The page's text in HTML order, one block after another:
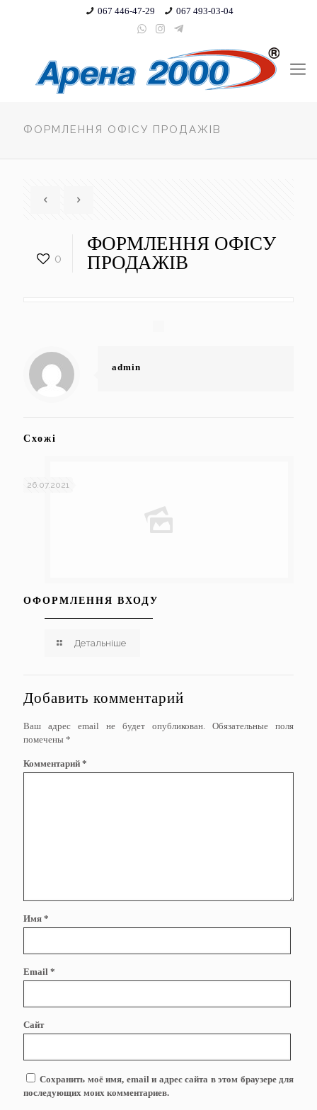
067 446-47-29 067 493-03-04
ФОРМЛЕННЯ ОФІСУ ПРОДАЖІВ
0
ФОРМЛЕННЯ ОФІСУ
ПРОДАЖІВ
admin
Схожі
26.07.2021
ОФОРМЛЕННЯ ВХОДУ
Детальніше
Добавить комментарий
Ваш адрес email не будет опубликован.
Обязательные поля
помечены *
Комментарий *
Имя *
Email *
Сайт
Сохранить моё имя, email и адрес сайта в этом браузере для
последующих моих комментариев.